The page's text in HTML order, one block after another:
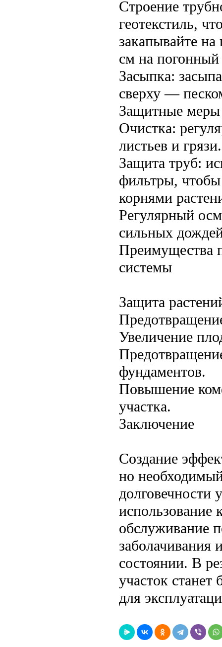
Строение
геотекстиль,
закапывайте
см на
Засыпка:
сверху —
Защитные меры
Очистка:
листьев и грязи.
Защита труб:
фильтры, чтобы
корнями
Регулярный
сильных
Преимущества
системы
Защита
Увеличение
фундаментов.
Повышение
участка.
Заключение
Создание
но
долговечности
использование
обслуживание
заболачивания
состоянии. В
участок
для